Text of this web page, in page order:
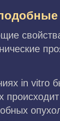
in vitro